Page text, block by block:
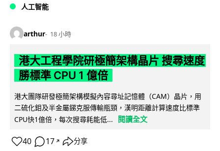
人工智能
arthur 18 小時
港大工程學院研極簡架構晶片 搜尋速度
勝標準 CPU 1 億倍
港大團隊研發極簡架構模擬內容尋址記憶體（CAM）晶片，用
二硫化鉬及半金屬銻克服傳輸瓶頸，漢明距離計算速度比標準
CPU快1億倍，每次搜尋耗能低...
閱讀全文
40 17 ↗ 分享